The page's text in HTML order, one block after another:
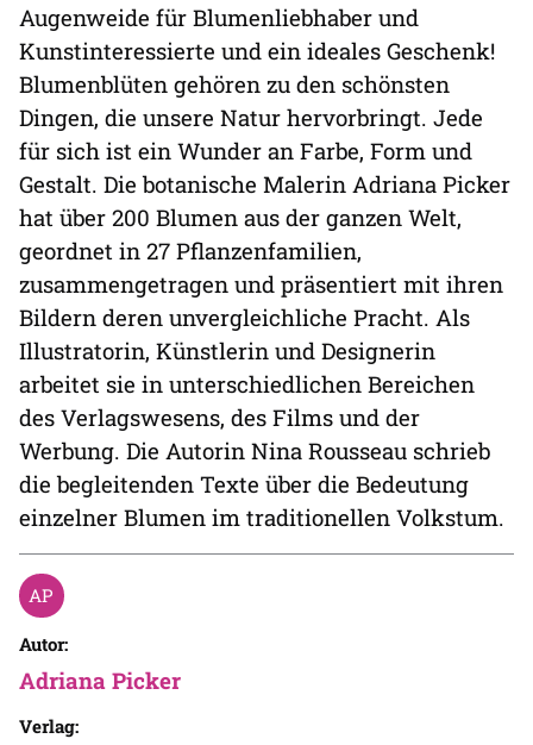
Augenweide für Blumenliebhaber und
Kunstinteressierte und ein ideales Geschenk!
Blumenblüten gehören zu den schönsten
Dingen, die unsere Natur hervorbringt. Jede
für sich ist ein Wunder an Farbe, Form und
Gestalt. Die botanische Malerin Adriana Picker
hat über 200 Blumen aus der ganzen Welt,
geordnet in 27 Pflanzenfamilien,
zusammengetragen und präsentiert mit ihren
Bildern deren unvergleichliche Pracht. Als
Illustratorin, Künstlerin und Designerin
arbeitet sie in unterschiedlichen Bereichen
des Verlagswesens, des Films und der
Werbung. Die Autorin Nina Rousseau schrieb
die begleitenden Texte über die Bedeutung
einzelner Blumen im traditionellen Volkstum.
Autor:
Adriana Picker
Verlag: